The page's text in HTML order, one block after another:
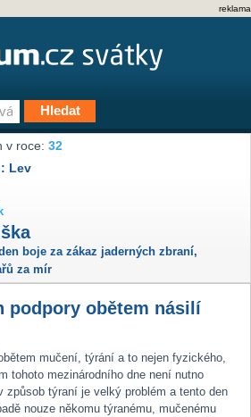
reklama
v roce:32
Lev
boje za zákaz jaderných zbraní,
za mír
podpory obětem násilí
mučení, týrání a to nejen fyzického,
tohoto mezinárodního dne není nutno
týraní je velký problém a tento den
nouze někomu týranému, mučenému